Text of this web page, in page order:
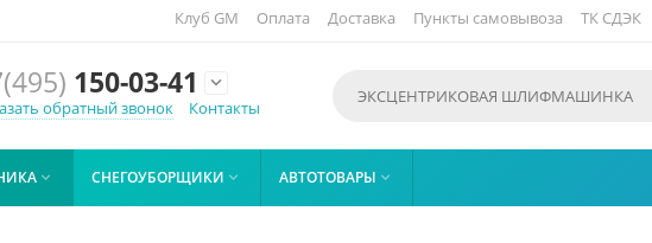
Клуб GM Оплата Доставка Пункты самовывоза ТК СДЭК
150-03-41

обратный звонок
Контакты
 СНЕГОУБОРЩИКИ  АВТОТОВАРЫ 